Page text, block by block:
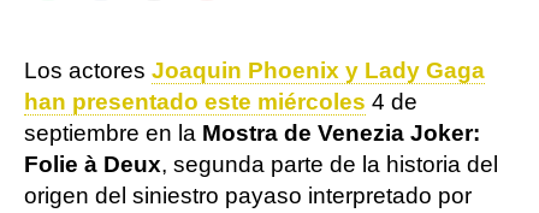
Los actores Joaquin Phoenix y Lady Gaga
han presentado este miércoles 4 de
septiembre en la Mostra de Venezia Joker:
Folie à Deux, segunda parte de la historia del
origen del siniestro payaso interpretado por